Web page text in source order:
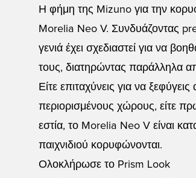
Η φήμη της Mizuno για την
Morelia Neo V. Συνδυάζοντας
γενιά έχει σχεδιαστεί για να
τους, διατηρώντας παράλληλα
Είτε επιταχύνεις για να
περιορισμένους χώρους, είτε
εστία, το Morelia Neo V είναι
παιχνιδιού κορυφώνονται.
Ολοκλήρωσε το Prism Look